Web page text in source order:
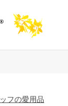
フの愛用品